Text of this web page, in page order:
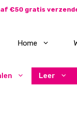
€50 gratis
Home
Leer